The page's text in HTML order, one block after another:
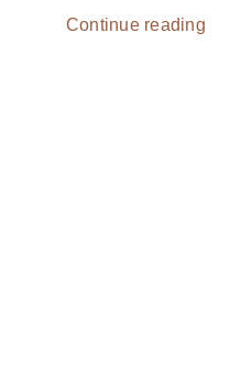
Continue reading